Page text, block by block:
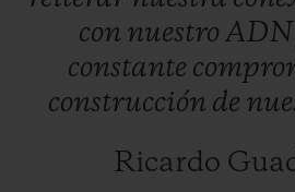
con nuestro ADN
constante
construcción de
Ricardo